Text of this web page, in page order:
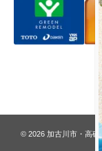
© 2026 加古川市・高